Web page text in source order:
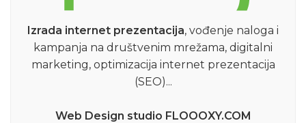
Izrada internet prezentacija, vođenje naloga i
kampanja na društvenim mrežama, digitalni
marketing, optimizacija internet prezentacija
(SEO)...
Web Design studio FLOOOXY.COM